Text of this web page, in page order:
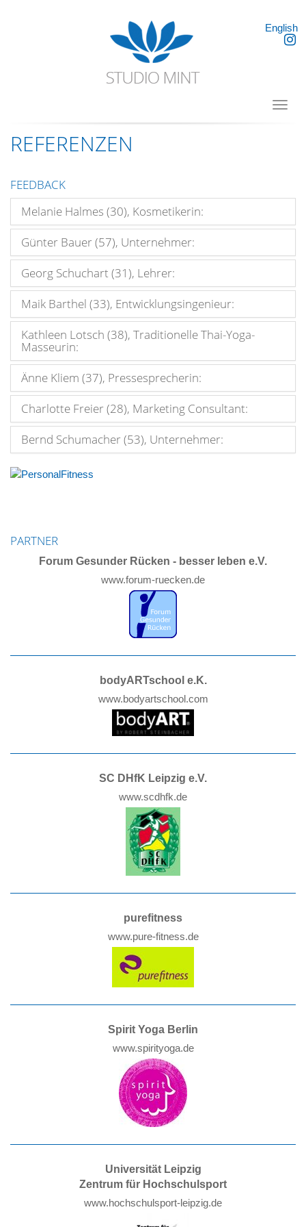
English
REFERENZEN
FEEDBACK
Melanie Halmes (30), Kosmetikerin:
Günter Bauer (57), Unternehmer:
Georg Schuchart (31), Lehrer:
Maik Barthel (33), Entwicklungsingenieur:
Kathleen Lotsch (38), Traditionelle Thai-Yoga-
Masseurin:
Änne Kliem (37), Pressesprecherin:
Charlotte Freier (28), Marketing Consultant:
Bernd Schumacher (53), Unternehmer:
PARTNER
Forum Gesunder Rücken - besser leben e.V.
www.forum-ruecken.de
bodyARTschool e.K.
www.bodyartschool.com
SC DHfK Leipzig e.V.
www.scdhfk.de
purefitness
www.pure-fitness.de
Spirit Yoga Berlin
www.spirityoga.de
Universität Leipzig
Zentrum für Hochschulsport
www.hochschulsport-leipzig.de